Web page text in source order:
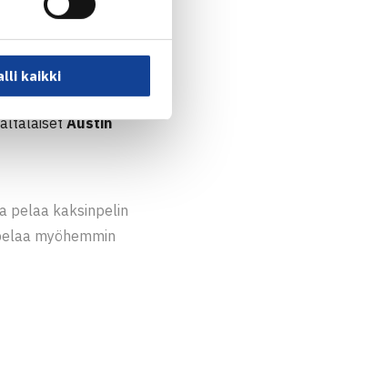
kaikki
ensimmäisen
9.
kun
Austin
pelaa kaksinpelin
myöhemmin